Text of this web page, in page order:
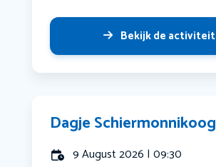
Bekijk de activiteit
Dagje Schiermonnikoog
9 August 2026 | 09:30